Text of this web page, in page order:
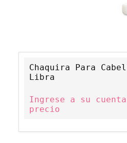
Chaquira Para
Libra
Ingrese a su
precio